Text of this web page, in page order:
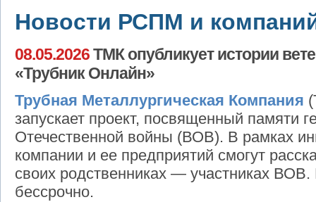
Новости РСПМ и
08.05.2026ТМК опубликует истории
«Трубник Онлайн»
Трубная Металлургическая Компания
запускает проект, посвященный памяти
Отечественной войны (ВОВ). В рамках
компании и ее предприятий смогут
своих родственниках — участниках ВОВ.
бессрочно.